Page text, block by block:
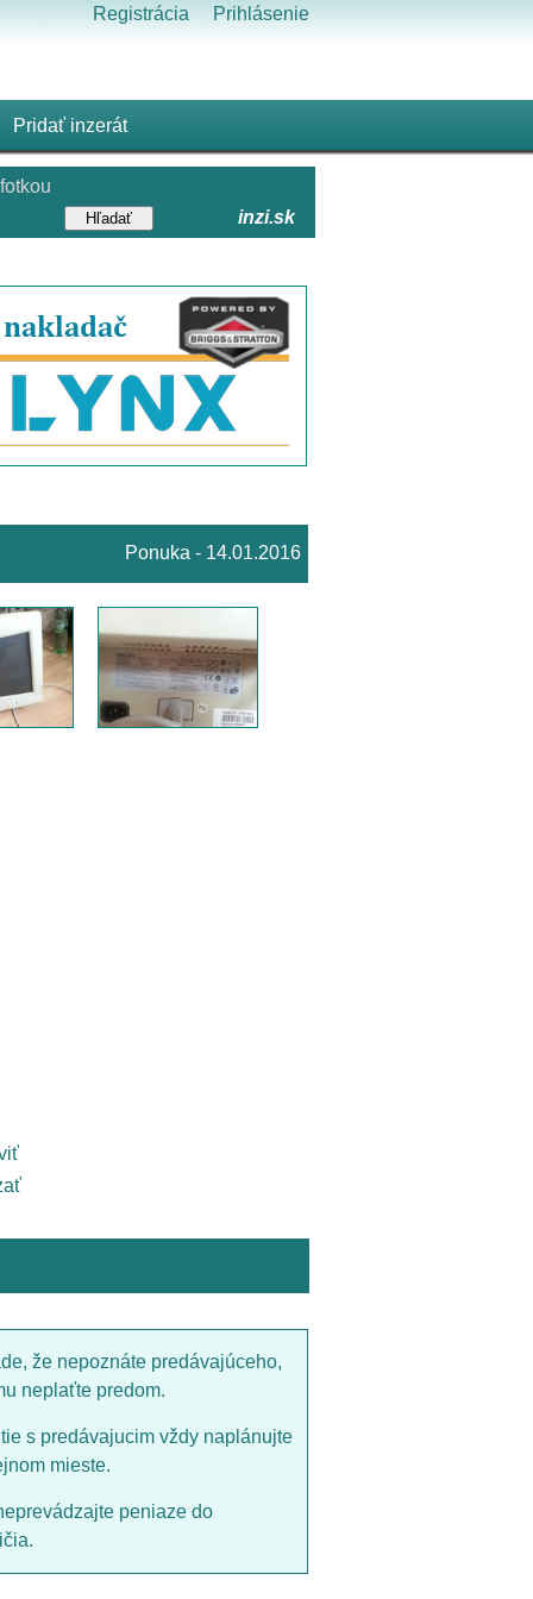
Registrácia Prihlásenie
Pridať inzerát
inzi.sk
Ponuka - 14.01.2016
že nepoznáte predávajúceho,
neplaťte predom.
s predávajucim vždy naplánujte
mieste.
peniaze do